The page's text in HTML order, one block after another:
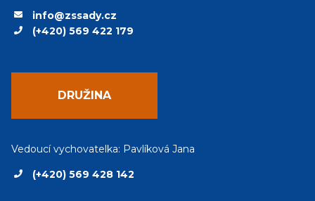
info@zssady.cz
(+420) 569 422 179
DRUŽINA
Vedoucí vychovatelka: Pavlíková Jana
(+420) 569 428 142